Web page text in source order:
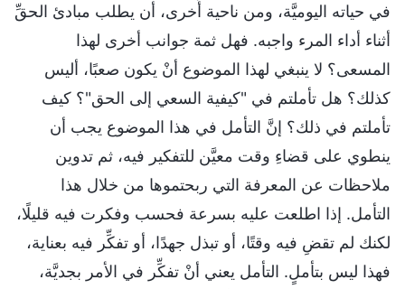
في حياته اليوميَّة، ومن ناحية أُخرى، أن يطلب مبادئ الحقِّ
أثناء أداء المرء واجبه. فهل ثمة جوانب أخرى لهذا
المسعى؟ لا ينبغي لهذا الموضوع أنْ يكون صعبًا، أليس
كذلك؟ هل تأملتم في "كيفية السعي إلى الحق"؟ كيف
تأملتم في ذلك؟ إنَّ التأمل في هذا الموضوع يجب أن
ينطوي على قضاءِ وقت معيَّن للتفكير فيه، ثم تدوين
ملاحظات عن المعرفة التي ربحتموها من خلال هذا
التأمل. إذا اطلعت عليه بسرعة فحسب وفكرت فيه قليلًا،
لكنك لم تقضِ فيه وقتًا، أو تبذل جهدًا، أو تفكِّر فيه بعناية،
فهذا ليس بتأملٍ. التأمل يعني أنْ تفكِّر في الأمر بجديَّة،